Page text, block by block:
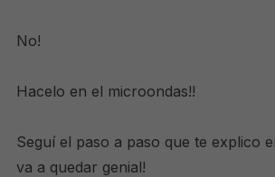
No!
Hacelo en el microondas!!
Seguí el paso a paso que te explico
va a quedar genial!